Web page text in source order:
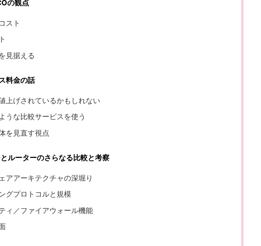
の観点
スト
見据える
料金の話
上げされているかもしれない
うな比較サービスを使う
を見直す視点
ルーターのさらなる比較と考察
アアーキテクチャの深堀り
グプロトコルと規模
ィ／ファイアウォール機能